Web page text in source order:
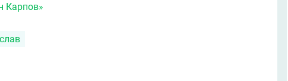
Карпов»